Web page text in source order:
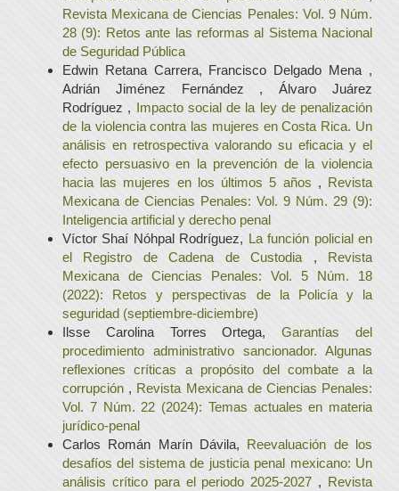
Revista Mexicana de Ciencias Penales: Vol. 9 Núm.
28 (9): Retos ante las reformas al Sistema Nacional
de Seguridad Pública
Edwin Retana Carrera, Francisco Delgado Mena ,
Adrián Jiménez Fernández , Álvaro Juárez
Rodríguez , Impacto social de la ley de penalización
de la violencia contra las mujeres en Costa Rica. Un
análisis en retrospectiva valorando su eficacia y el
efecto persuasivo en la prevención de la violencia
hacia las mujeres en los últimos 5 años , Revista
Mexicana de Ciencias Penales: Vol. 9 Núm. 29 (9):
Inteligencia artificial y derecho penal
Víctor Shaí Nóhpal Rodríguez, La función policial en
el Registro de Cadena de Custodia , Revista
Mexicana de Ciencias Penales: Vol. 5 Núm. 18
(2022): Retos y perspectivas de la Policía y la
seguridad (septiembre-diciembre)
Ilsse Carolina Torres Ortega,Garantías del
procedimiento administrativo sancionador. Algunas
reflexiones críticas a propósito del combate a la
corrupción , Revista Mexicana de Ciencias Penales:
Vol. 7 Núm. 22 (2024): Temas actuales en materia
jurídico-penal
Carlos Román Marín Dávila, Reevaluación de los
desafíos del sistema de justicia penal mexicano: Un
análisis crítico para el periodo 2025-2027 , Revista